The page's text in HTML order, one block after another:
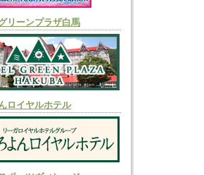
リーンプラザ白馬
ロイヤルホテル